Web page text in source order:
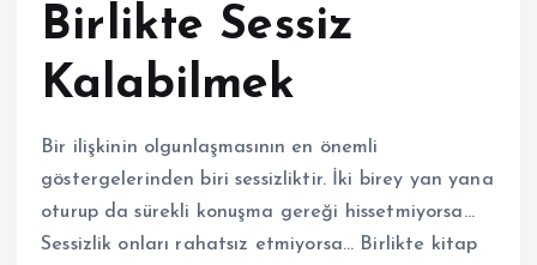
Birlikte Sessiz
Kalabilmek
Bir ilişkinin olgunlaşmasının en önemli
göstergelerinden biri sessizliktir. İki birey yan yana
oturup da sürekli konuşma gereği hissetmiyorsa…
Sessizlik onları rahatsız etmiyorsa… Birlikte kitap